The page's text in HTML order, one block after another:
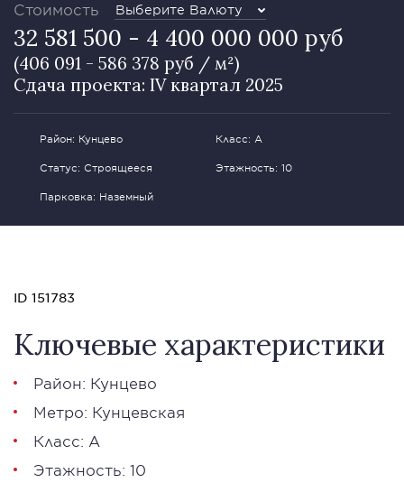
Стоимость Выберите Валюту
32 581 500 - 4 400 000 000 руб
(406 091 - 586 378 руб / м²)
Сдача проекта: IV квартал 2025
Район: Кунцево Класс: А
Статус: Строящееся Этажность: 10
Парковка: Наземный
ID 151783
Ключевые характеристики
Район: Кунцево
Метро: Кунцевская
Класс: А
Этажность: 10